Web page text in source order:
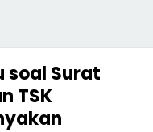
soal Surat
TSK